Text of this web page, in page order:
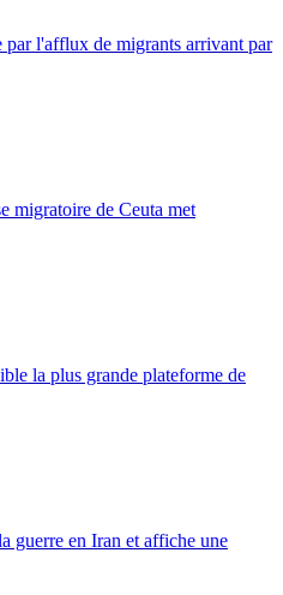
par l'afflux de migrants arrivant par
migratoire de Ceuta met
la plus grande plateforme de
guerre en Iran et affiche une